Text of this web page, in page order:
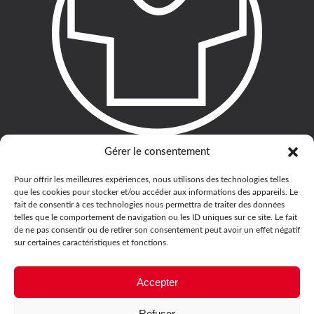
Gérer le consentement
Pour offrir les meilleures expériences, nous utilisons des technologies telles
que les cookies pour stocker et/ou accéder aux informations des appareils. Le
fait de consentir à ces technologies nous permettra de traiter des données
telles que le comportement de navigation ou les ID uniques sur ce site. Le fait
de ne pas consentir ou de retirer son consentement peut avoir un effet négatif
sur certaines caractéristiques et fonctions.
Accepter